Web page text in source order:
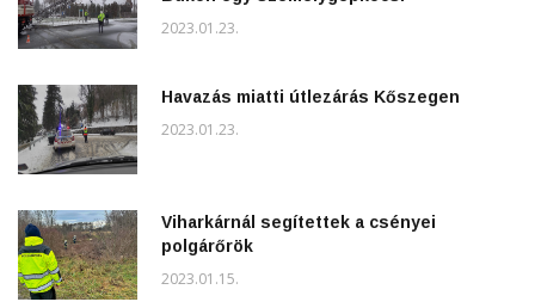
2023.01.23.
Havazás miatti útlezárás Kőszegen
2023.01.23.
Viharkárnál segítettek a csényei
polgárőrök
2023.01.15.